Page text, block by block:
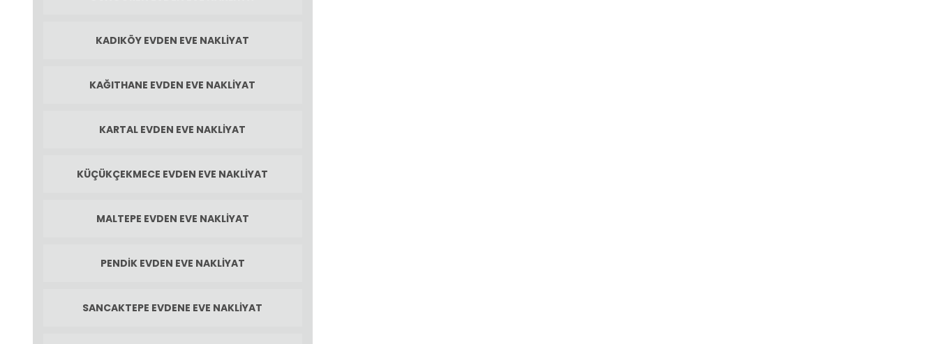
KADIKÖY EVDEN EVE NAKLIYAT
KAĞITHANE EVDEN EVE NAKLIYAT
KARTAL EVDEN EVE NAKLIYAT
KÜÇÜKÇEKMECE EVDEN EVE NAKLIYAT
MALTEPE EVDEN EVE NAKLIYAT
PENDIK EVDEN EVE NAKLIYAT
SANCAKTEPE EVDENE EVE NAKLIYAT